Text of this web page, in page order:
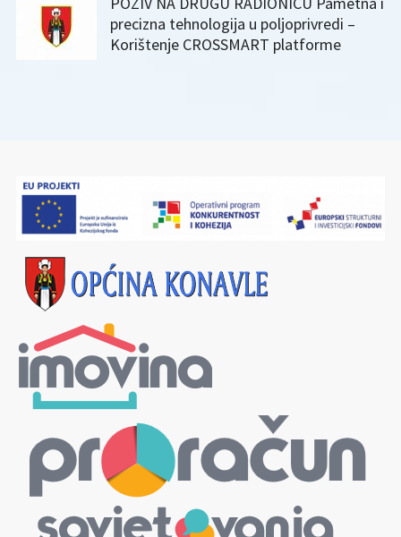
precizna tehnologija u poljoprivredi –
Korištenje CROSSMART platforme